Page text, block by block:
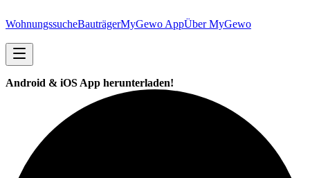
WohnungssucheBauträgerMyGewo AppÜber MyGewo
Android & iOS App herunterladen!